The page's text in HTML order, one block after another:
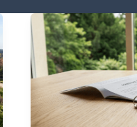
Protection
juridique
clauses,
SRU